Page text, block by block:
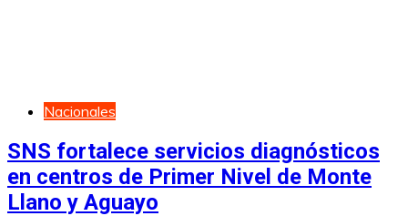
Nacionales
SNS fortalece servicios diagnósticos
en centros de Primer Nivel de Monte
Llano y Aguayo